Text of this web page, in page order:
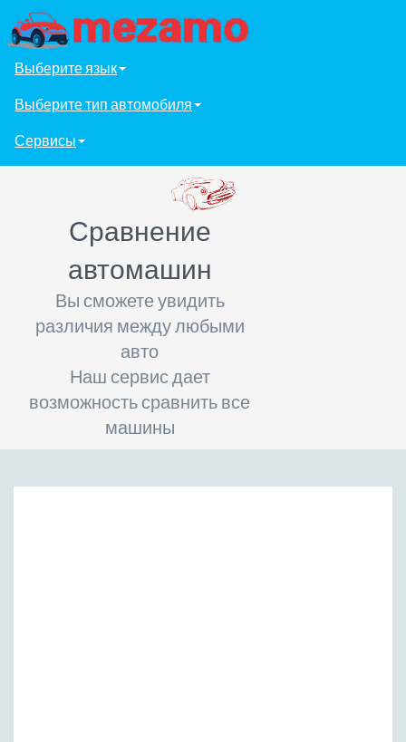
Выберите язык
Выберите тип автомобиля
Сервисы
Сравнение
автомашин
Вы сможете увидить
различия между любыми
авто
Наш сервис дает
возможность сравнить все
машины